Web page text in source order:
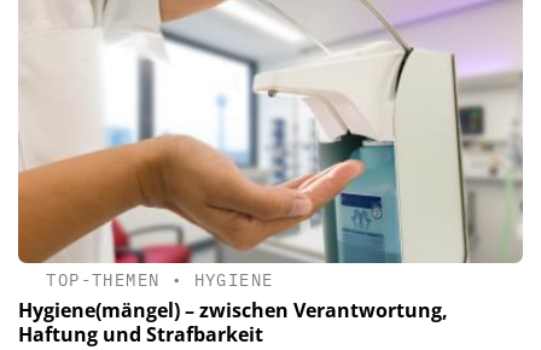
TOP-THEMEN • HYGIENE
Hygiene(mängel) – zwischen Verantwortung,
Haftung und Strafbarkeit